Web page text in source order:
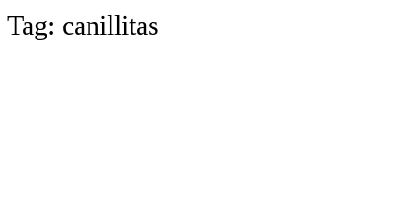
Tag: canillitas